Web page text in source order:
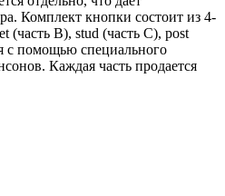
Комплект кнопки состоит из 4-
(часть В), stud (часть С), post
с помощью специального
Каждая часть продается